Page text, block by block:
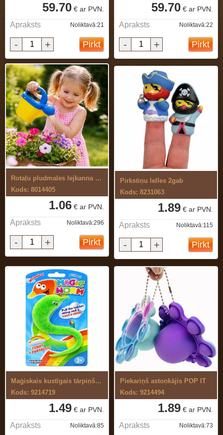
59.70 € ar PVN.
Apraksts Noliktavā:21
- + Pirkt
59.70 € ar PVN.
Apraksts Noliktavā:22
- + Pirkt
Rotaļu pludmales lejkanna bērniem
Kods: 8014405
1.06 € ar PVN.
Apraksts Noliktavā:296
- + Pirkt
Pirkstiņu lelles 2gab
Kods: 8231063
1.89 € ar PVN.
Apraksts Noliktavā:115
- + Pirkt
Maģiskais kustīgais tārpiņš ar slēpto ...
Kods: 9214719
1.49 € ar PVN.
Apraksts Noliktavā:85
Piekariņš astoņkājis POP IT
Kods: 9214494
1.89 € ar PVN.
Apraksts Noliktavā:73